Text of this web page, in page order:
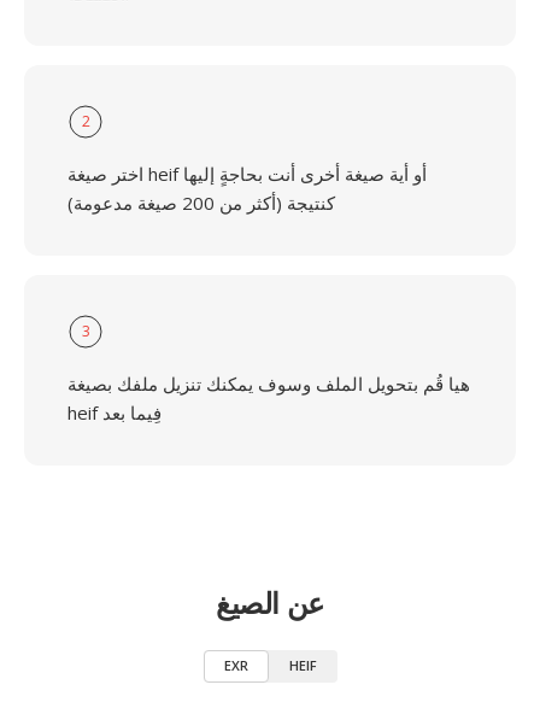
2
اختر صيغة heif أو أية صيغة أخرى أنت بحاجةٍ إليها
كنتيجة (أكثر من 200 صيغة مدعومة)
3
هيا قُم بتحويل الملف وسوف يمكنك تنزيل ملفك بصيغة
heif فِيما بعد
عن الصيغ
EXR HEIF